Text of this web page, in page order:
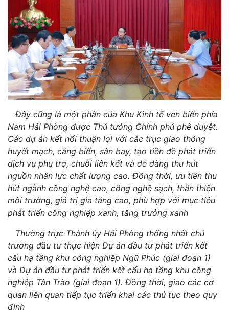
Đây cũng là một phần của Khu Kinh tế ven biển phía
Nam Hải Phòng được Thủ tướng Chính phủ phê duyệt.
Các dự án kết nối thuận lợi với các trục giao thông
huyết mạch, cảng biển, sân bay, tạo tiền đề phát triển
dịch vụ phụ trợ, chuỗi liên kết và dễ dàng thu hút
nguồn nhân lực chất lượng cao. Đồng thời, ưu tiên thu
hút ngành công nghệ cao, công nghệ sạch, thân thiện
môi trường, giá trị gia tăng cao, phù hợp với mục tiêu
phát triển công nghiệp xanh, tăng trưởng xanh
Thường trực Thành ủy Hải Phòng thống nhất chủ
trương đầu tư thực hiện Dự án đầu tư phát triển kết
cấu hạ tầng khu công nghiệp Ngũ Phúc (giai đoạn 1)
và Dự án đầu tư phát triển kết cấu hạ tầng khu công
nghiệp Tân Trào (giai đoạn 1). Đồng thời, giao các cơ
quan liên quan tiếp tục triển khai các thủ tục theo quy
định